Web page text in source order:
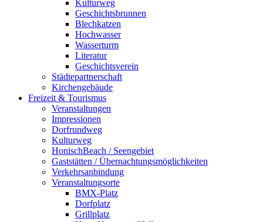
Kulturweg
Geschichtsbrunnen
Blechkatzen
Hochwasser
Wasserturm
Literatur
Geschichtsverein
Städtepartnerschaft
Kirchengebäude
Freizeit & Tourismus
Veranstaltungen
Impressionen
Dorfrundweg
Kulturweg
HonischBeach / Seengebiet
Gaststätten / Übernachtungsmöglichkeiten
Verkehrsanbindung
Veranstaltungsorte
BMX-Platz
Dorfplatz
Grillplatz